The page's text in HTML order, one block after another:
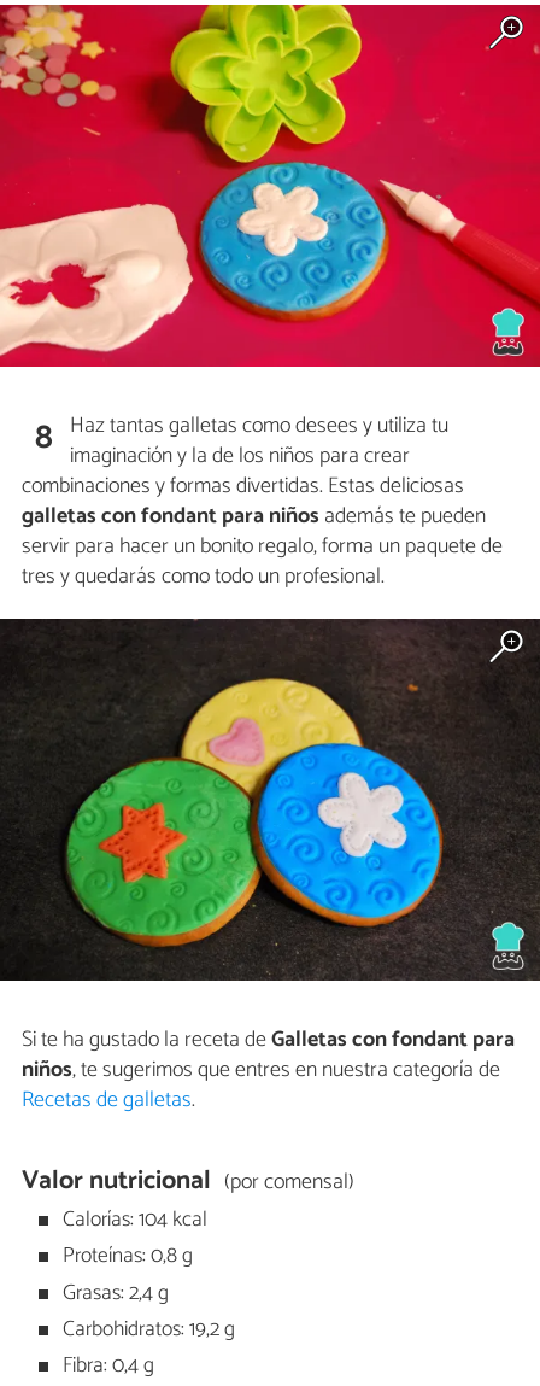
8 Haz tantas galletas como desees y utiliza tu
imaginación y la de los niños para crear
combinaciones y formas divertidas. Estas deliciosas
galletas con fondant para niños además te pueden
servir para hacer un bonito regalo, forma un paquete de
tres y quedarás como todo un profesional.
Si te ha gustado la receta deGalletas con fondant para
niños, te sugerimos que entres en nuestra categoría de
Recetas de galletas.
Valor nutricional (por comensal)
Calorías: 104 kcal
Proteínas: 0,8 g
Grasas: 2,4 g
Carbohidratos: 19,2 g
Fibra: 0,4 g